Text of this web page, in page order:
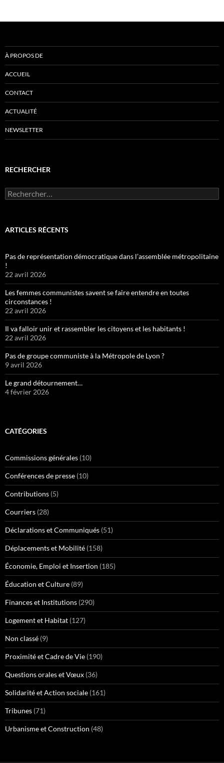
À PROPOS DE
ACCUEIL
CONTACT
ACTUALITÉ
NEWSLETTER
RECHERCHER
Rechercher :
ARTICLES RÉCENTS
Pas de représentation démocratique dans l’assemblée métropolitaine
!
22 avril 2026
Les femmes communistes savent se faire entendre en toutes
circonstances !
22 avril 2026
Il va falloir unir et rassembler les citoyens et les habitants !
22 avril 2026
Pas de groupe communiste à la Métropole de Lyon ?
9 avril 2026
Le grand détournement…
4 février 2026
CATÉGORIES
Commissions générales (10)
Conférences de presse (10)
Contributions (5)
Courriers (28)
Déclarations et Communiqués (51)
Déplacements et Mobilité (158)
Économie, Emploi et Insertion (185)
Éducation et Culture (89)
Finances et Institutions (290)
Logement et Habitat (127)
Non classé (9)
Proximité et Cadre de Vie (190)
Questions orales et Vœux (36)
Solidarité et Action sociale (161)
Tribunes (71)
Urbanisme et Construction (48)